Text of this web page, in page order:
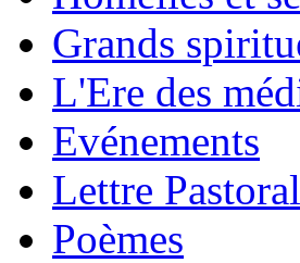
Grands
L'Ere des
Evénements
Lettre
Poèmes